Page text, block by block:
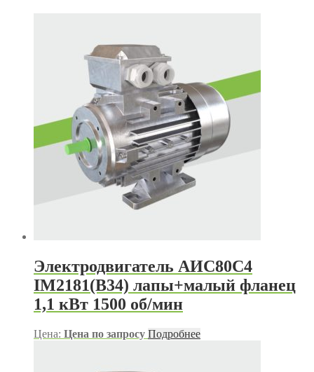
Электродвигатель АИС80С4
IM2181(B34) лапы+малый фланец
1,1 кВт 1500 об/мин
Цена: Цена по запросу Подробнее